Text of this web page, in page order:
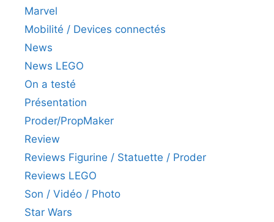
Marvel
Mobilité / Devices connectés
News
News LEGO
On a testé
Présentation
Proder/PropMaker
Review
Reviews Figurine / Statuette / Proder
Reviews LEGO
Son / Vidéo / Photo
Star Wars